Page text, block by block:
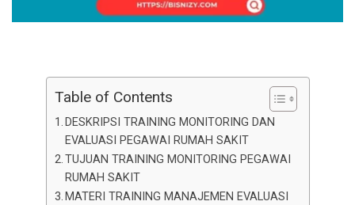
Table of Contents
DESKRIPSI TRAINING MONITORING DAN
EVALUASI PEGAWAI RUMAH SAKIT
TUJUAN TRAINING MONITORING PEGAWAI
RUMAH SAKIT
MATERI TRAINING MANAJEMEN EVALUASI